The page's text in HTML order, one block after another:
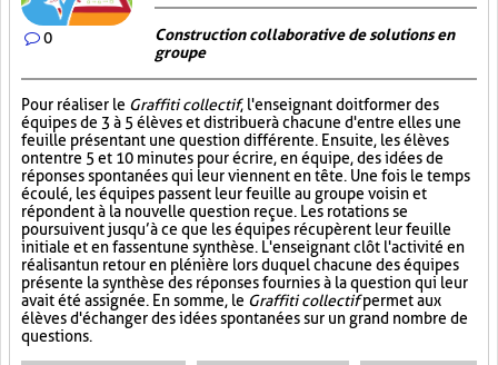
0
Construction collaborative de solutions en
groupe
Pour réaliser le Graffiti collectif, l'enseignant doit former des
équipes de 3 à 5 élèves et distribuer à chacune d'entre elles une
feuille présentant une question différente. Ensuite, les élèves
ont entre 5 et 10 minutes pour écrire, en équipe, des idées de
réponses spontanées qui leur viennent en tête. Une fois le temps
écoulé, les équipes passent leur feuille au groupe voisin et
répondent à la nouvelle question reçue. Les rotations se
poursuivent jusqu’à ce que les équipes récupèrent leur feuille
initiale et en fassent une synthèse. L'enseignant clôt l'activité en
réalisant un retour en plénière lors duquel chacune des équipes
présente la synthèse des réponses fournies à la question qui leur
avait été assignée. En somme, le Graffiti collectifpermet aux
élèves d'échanger des idées spontanées sur un grand nombre de
questions.